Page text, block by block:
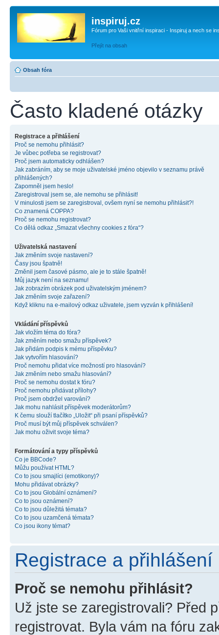
inspiruj.cz
Fórum pro Vaši vnitřní inspiraci - Inspiruj a nech se
Přejít na obsah
Obsah fóra
Často kladené otázky
Registrace a přihlášení
Proč se nemohu přihlásit?
Je vůbec potřeba se registrovat?
Proč jsem automaticky odhlášen?
Jak zabráním, aby se moje uživatelské jméno objevilo v seznamu právě
přihlášených?
Zapomněl jsem heslo!
Zaregistroval jsem se, ale nemohu se přihlásit!
V minulosti jsem se zaregistroval, ovšem nyní se nemohu přihlásit?!
Co znamená COPPA?
Proč se nemohu registrovat?
Co dělá odkaz „Smazat všechny cookies z fóra“?
Uživatelská nastavení
Jak změním svoje nastavení?
Časy jsou špatně!
Změnil jsem časové pásmo, ale je to stále špatně!
Můj jazyk není na seznamu!
Jak zobrazím obrázek pod uživatelským jménem?
Jak změním svoje zařazení?
Když kliknu na e-mailový odkaz uživatele, jsem vyzván k přihlášení!
Vkládání příspěvků
Jak vložím téma do fóra?
Jak změním nebo smažu příspěvek?
Jak přidám podpis k mému příspěvku?
Jak vytvořím hlasování?
Proč nemohu přidat více možností pro hlasování?
Jak změním nebo smažu hlasování?
Proč se nemohu dostat k fóru?
Proč nemohu přidávat přílohy?
Proč jsem obdržel varování?
Jak mohu nahlásit příspěvek moderátorům?
K čemu slouží tlačítko „Uložit“ při psaní příspěvků?
Proč musí být můj příspěvek schválen?
Jak mohu oživit svoje téma?
Formátování a typy příspěvků
Co je BBCode?
Můžu používat HTML?
Co to jsou smajlíci (emotikony)?
Mohu přidávat obrázky?
Co to jsou Globální oznámení?
Co to jsou oznámení?
Co to jsou důležitá témata?
Co to jsou uzamčená témata?
Co jsou ikony témat?
Registrace a přihlášení
Proč se nemohu přihlásit?
Už jste se zaregistrovali? Před
registrovat. Byla vám na fóru